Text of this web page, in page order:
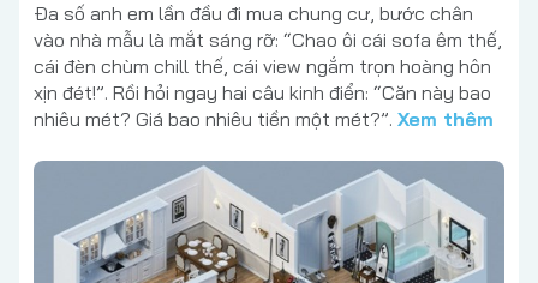
Đa số anh em lần đầu đi mua chung cư, bước chân
vào nhà mẫu là mắt sáng rỡ: “Chao ôi cái sofa êm thế,
cái đèn chùm chill thế, cái view ngắm trọn hoàng hôn
xịn đét!”. Rồi hỏi ngay hai câu kinh điển: “Căn này bao
nhiêu mét? Giá bao nhiêu tiền một mét?”. Xem thêm